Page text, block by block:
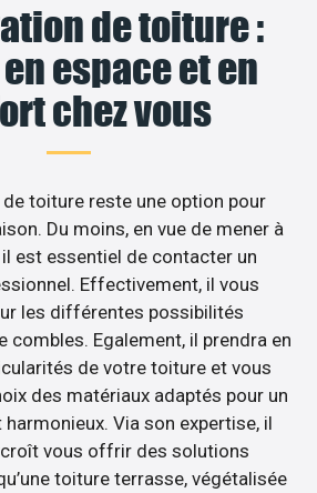
de toiture :
espace et en
chez vous
toiture reste une option pour
Du moins, en vue de mener à
est essentiel de contacter un
Effectivement, il vous
les différentes possibilités
combles. Egalement, il prendra en
de votre toiture et vous
des matériaux adaptés pour un
Via son expertise, il
vous offrir des solutions
toiture terrasse, végétalisée